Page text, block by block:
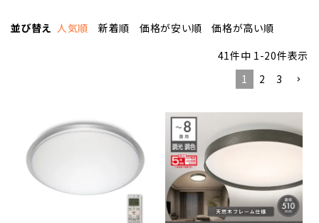
並び替え 人気順 新着順 価格が安い順
価格が高い順
41件中 1-20件表示
1
2 3